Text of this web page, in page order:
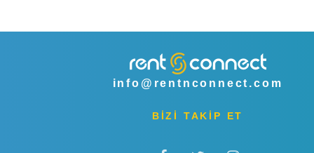
info@rentnconnect.com
BİZİ TAKİP ET